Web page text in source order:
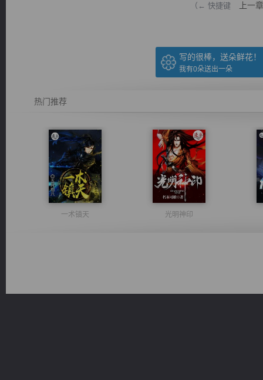
（← 快捷键 上一章
写的很棒，送朵鲜花！
我有0朵送出一朵
热门推荐
一术镇天 光明神印